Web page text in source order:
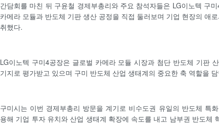
간담회를 마친 뒤 구윤철 경제부총리와 주요 참석자들은 LG이노텍 구
카메라 모듈과 반도체 기판 생산 공정을 직접 둘러보며 기업 현장의 애
취했다.
LG이노텍 구미4공장은 글로벌 카메라 모듈 시장과 첨단 반도체 기판
기지로 평가받고 있으며 구미 반도체 산업 생태계의 중요한 축 역할을
구미시는 이번 경제부총리 방문을 계기로 비수도권 유일의 반도체 특
용해 기업 투자 유치와 산업 생태계 확장에 속도를 내고 남부권 반도체